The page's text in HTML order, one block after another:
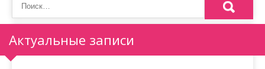
Актуальные записи